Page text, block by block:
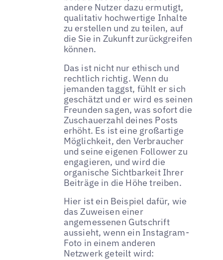
andere Nutzer dazu ermutigt,
qualitativ hochwertige Inhalte
zu erstellen und zu teilen, auf
die Sie in Zukunft zurückgreifen
können.
Das ist nicht nur ethisch und
rechtlich richtig. Wenn du
jemanden taggst, fühlt er sich
geschätzt und er wird es seinen
Freunden sagen, was sofort die
Zuschauerzahl deines Posts
erhöht. Es ist eine großartige
Möglichkeit, den Verbraucher
und seine eigenen Follower zu
engagieren, und wird die
organische Sichtbarkeit Ihrer
Beiträge in die Höhe treiben.
Hier ist ein Beispiel dafür, wie
das Zuweisen einer
angemessenen Gutschrift
aussieht, wenn ein Instagram-
Foto in einem anderen
Netzwerk geteilt wird: